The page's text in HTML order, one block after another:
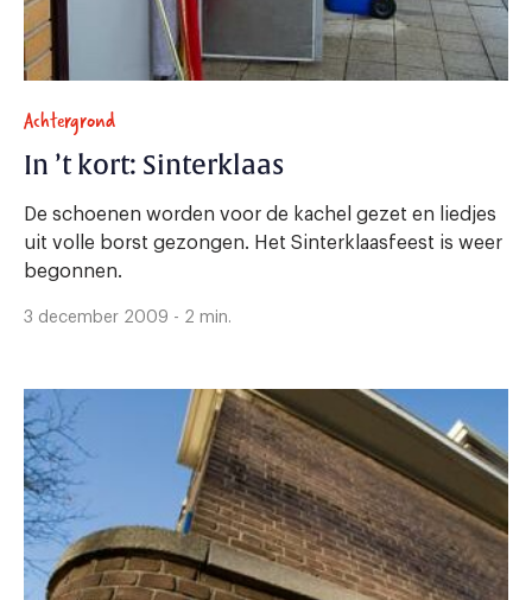
Achtergrond
In ’t kort: Sinterklaas
De schoenen worden voor de kachel gezet en liedjes
uit volle borst gezongen. Het Sinterklaasfeest is weer
begonnen.
3 december 2009 - 2 min.